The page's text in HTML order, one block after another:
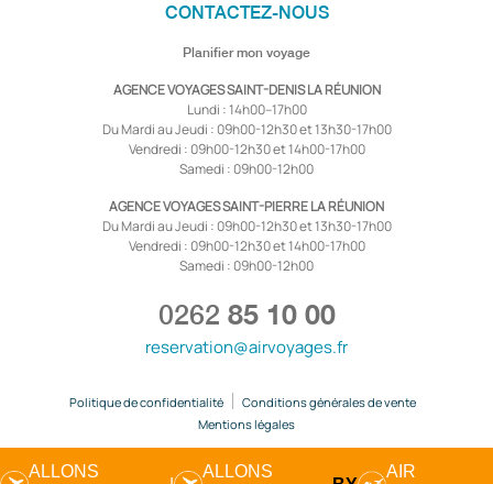
CONTACTEZ-NOUS
Planifier mon voyage
AGENCE VOYAGES SAINT-DENIS LA RÉUNION
Lundi : 14h00–17h00
Du Mardi au Jeudi : 09h00-12h30 et 13h30-17h00
Vendredi : 09h00-12h30 et 14h00-17h00
Samedi : 09h00-12h00
AGENCE VOYAGES SAINT-PIERRE LA RÉUNION
Du Mardi au Jeudi : 09h00-12h30 et 13h30-17h00
Vendredi : 09h00-12h30 et 14h00-17h00
Samedi : 09h00-12h00
0262 85 10 00
reservation@airvoyages.fr
Politique de confidentialité
Conditions générales de vente
Mentions légales
ALLONS ALLONS AIR